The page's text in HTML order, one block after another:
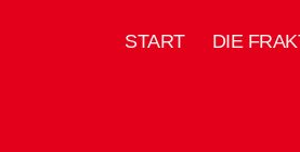
START DIE